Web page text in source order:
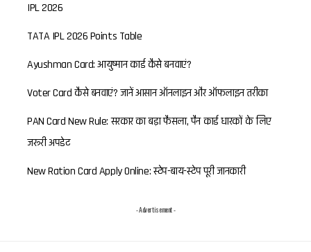
IPL 2026
TATA IPL 2026 Points Table
Ayushman Card: आयुष्मान कार्ड कैसे बनवाएं?
Voter Card कैसे बनवाएं? जानें आसान ऑनलाइन और ऑफलाइन तरीका
PAN Card New Rule: सरकार का बड़ा फैसला, पैन कार्ड धारकों के लिए
जरूरी अपडेट
New Ration Card Apply Online: स्टेप-बाय-स्टेप पूरी जानकारी
- Advertisement -